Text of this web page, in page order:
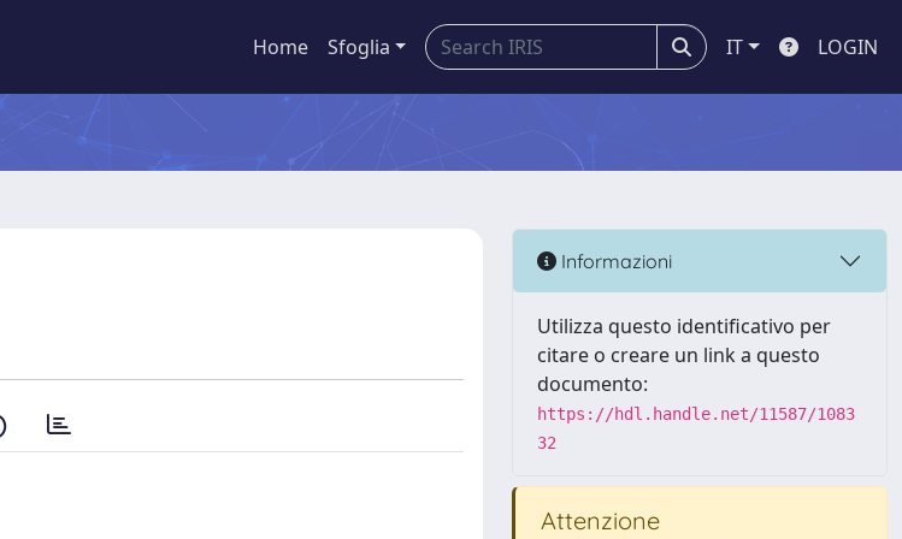
Home Sfoglia IT LOGIN
Informazioni
Utilizza questo identificativo per
citare o creare un link a questo
documento:
https://hdl.handle.net/11587/1083
32
Attenzione